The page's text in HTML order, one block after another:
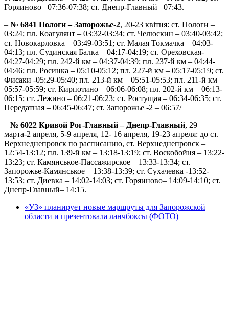
Горяиново– 07:36-07:38; ст. Днепр-Главный– 07:43.
– № 6841 Пологи – Запорожье-2, 20-23 квітня: ст. Пологи –
03:24; пл. Коагулянт – 03:32-03:34; ст. Челюскин – 03:40-03:42;
ст. Новокарловка – 03:49-03:51; ст. Малая Токмачка – 04:03-
04:13; пл. Судинская Балка – 04:17-04:19; ст. Ореховская-
04:27-04:29; пл. 242-й км – 04:37-04:39; пл. 237-й км – 04:44-
04:46; пл. Росинка – 05:10-05:12; пл. 227-й км – 05:17-05:19; ст.
Фисаки -05:29-05:40; пл. 213-й км – 05:51-05:53; пл. 211-й км –
05:57-05:59; ст. Кирпотино – 06:06-06:08; пл. 202-й км – 06:13-
06:15; ст. Лежино – 06:21-06:23; ст. Ростущая – 06:34-06:35; ст.
Передатная – 06:45-06:47; ст. Запорожье -2 – 06:57/
– № 6022 Кривой Рог-Главный – Днепр-Главный, 29
марта-2 апреля, 5-9 апреля, 12- 16 апреля, 19-23 апреля: до ст.
Верхнеднепровск по расписанию, ст. Верхнеднепровск –
12:54-13:12; пл. 139-й км – 13:18-13:19; ст. Воскобойня – 13:22-
13:23; ст. Камянськое-Пассажирское – 13:33-13:34; ст.
Запорожье-Камянськое – 13:38-13:39; ст. Сухачевка -13:52-
13:53; ст. Диевка – 14:02-14:03; ст. Горяиново– 14:09-14:10; ст.
Днепр-Главный– 14:15.
«УЗ» планирует новые маршруты для Запорожской
области и презентовала ланчбоксы (ФОТО)